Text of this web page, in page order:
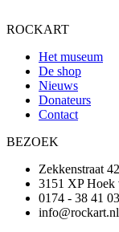
ROCKART
Het museum
De shop
Nieuws
Donateurs
Contact
BEZOEK
Zekkenstraat 42
3151 XP Hoek
0174 - 38 41 03
info@rockart.nl